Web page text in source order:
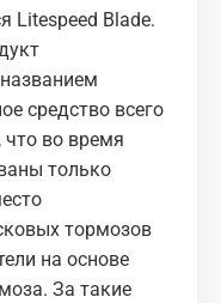
Litespeed Blade.
средство всего
во время
только
тормозов
на основе
За такие